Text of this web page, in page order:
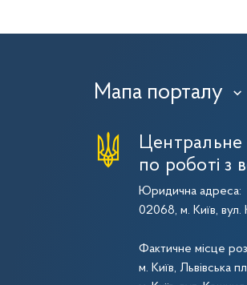
Мапа порталу ›
Центральне
по роботі з
Юридична адреса:
02068, м. Київ,
Фактичне місце
м. Київ, Львівська